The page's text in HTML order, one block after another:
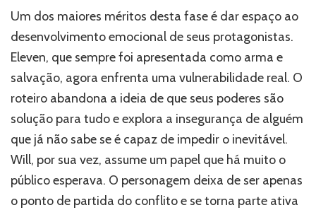
Um dos maiores méritos desta fase é dar espaço ao
desenvolvimento emocional de seus protagonistas.
Eleven, que sempre foi apresentada como arma e
salvação, agora enfrenta uma vulnerabilidade real. O
roteiro abandona a ideia de que seus poderes são
solução para tudo e explora a insegurança de alguém
que já não sabe se é capaz de impedir o inevitável.
Will, por sua vez, assume um papel que há muito o
público esperava. O personagem deixa de ser apenas
o ponto de partida do conflito e se torna parte ativa